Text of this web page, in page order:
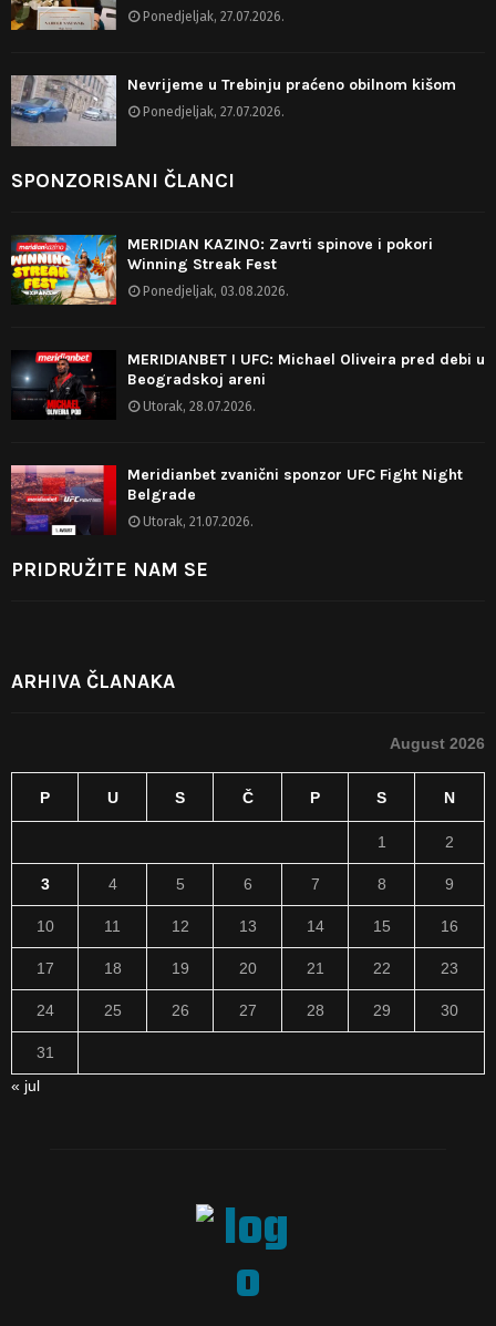
Ponedjeljak, 27.07.2026.
Nevrijeme u Trebinju praćeno obilnom kišom
Ponedjeljak, 27.07.2026.
SPONZORISANI ČLANCI
MERIDIAN KAZINO: Zavrti spinove i pokori
Winning Streak Fest
Ponedjeljak, 03.08.2026.
MERIDIANBET I UFC: Michael Oliveira pred debi u
Beogradskoj areni
Utorak, 28.07.2026.
Meridianbet zvanični sponzor UFC Fight Night
Belgrade
Utorak, 21.07.2026.
PRIDRUŽITE NAM SE
ARHIVA ČLANAKA
August 2026
P U S Č P S N
1 2
3 4 5 6 7 8 9
10 11 12 13 14 15 16
17 18 19 20 21 22 23
24 25 26 27 28 29 30
31
« jul